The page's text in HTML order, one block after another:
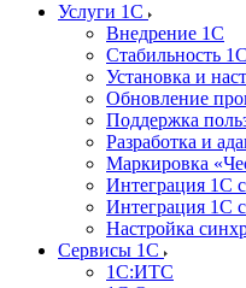
Услуги 1С
Внедрение 1С
Стабильность 1С
Установка и
Обновление
Поддержка
Разработка и
Маркировка
Интеграция 1С
Интеграция 1С
Настройка
Сервисы 1С
1С:ИТС